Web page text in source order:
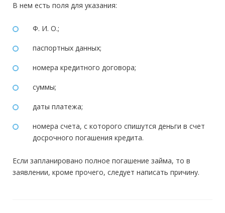
В нем есть поля для указания:
Ф. И. О.;
паспортных данных;
номера кредитного договора;
суммы;
даты платежа;
номера счета, с которого спишутся деньги в счет
досрочного погашения кредита.
Если запланировано полное погашение займа, то в
заявлении, кроме прочего, следует написать причину.